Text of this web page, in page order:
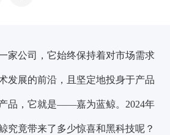
家公司，它始终保持着对市场需求
发展的前沿，且坚定地投身于产品
品，它就是——嘉为蓝鲸。2024年
究竟带来了多少惊喜和黑科技呢？